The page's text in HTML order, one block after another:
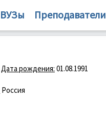
ВУЗы Преподаватели
Дата рождения: 01.08.1991
Россия